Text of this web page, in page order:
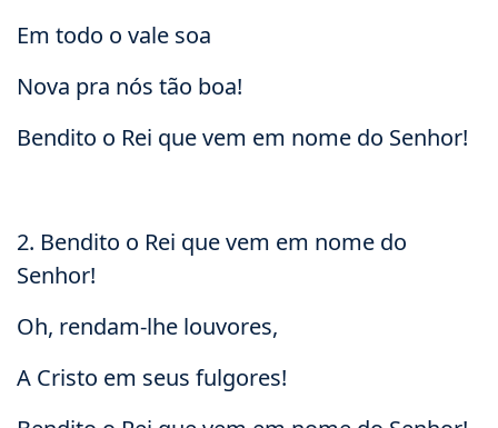
Em todo o vale soa
Nova pra nós tão boa!
Bendito o Rei que vem em nome do Senhor!
2. Bendito o Rei que vem em nome do
Senhor!
Oh, rendam-lhe louvores,
A Cristo em seus fulgores!